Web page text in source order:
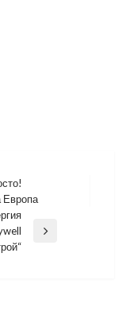
Европа